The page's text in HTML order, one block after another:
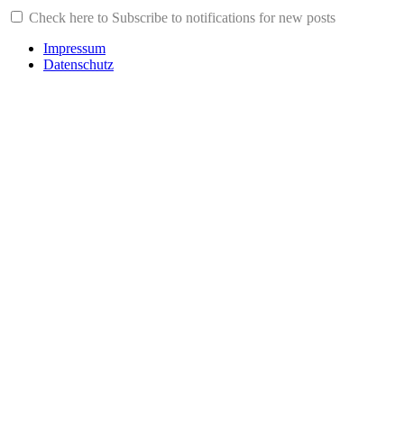
Check here to Subscribe to notifications for new posts
Impressum
Datenschutz